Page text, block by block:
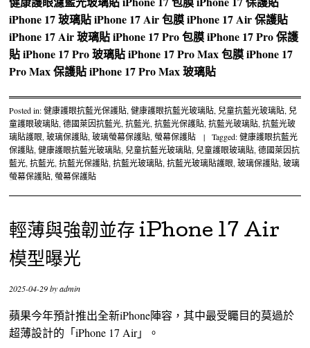
iPhone 17 玻璃貼iPhone 17 Air 包膜iPhone 17 Air 保護貼
iPhone 17 Air 玻璃貼iPhone 17 Pro 包膜iPhone 17 Pro 保護
貼iPhone 17 Pro 玻璃貼iPhone 17 Pro Max 包膜iPhone 17
Pro Max 保護貼iPhone 17 Pro Max 玻璃貼
Posted in:健康護眼抗藍光保護貼,健康護眼抗藍光玻璃貼, 兒童抗藍光玻璃貼, 兒
童護眼玻璃貼,德國萊因抗藍光,抗藍光,抗藍光保護貼,抗藍光玻璃貼,抗藍光玻
璃貼護眼,玻璃保護貼,玻璃螢幕保護貼,螢幕保護貼 | Tagged:健康護眼抗藍光
保護貼,健康護眼抗藍光玻璃貼, 兒童抗藍光玻璃貼, 兒童護眼玻璃貼,德國萊因抗
藍光,抗藍光,抗藍光保護貼,抗藍光玻璃貼,抗藍光玻璃貼護眼,玻璃保護貼,玻璃
螢幕保護貼,螢幕保護貼
輕薄與強韌並存 iPhone 17 Air
模型曝光
2025-04-29byadmin
蘋果今年預計推出全新iPhone陣容，其中最受矚目的莫過於
超薄設計的「iPhone 17 Air」。